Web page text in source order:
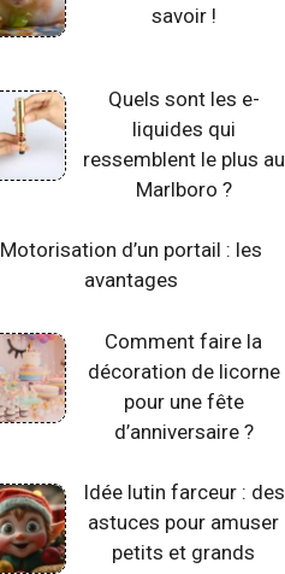
savoir !
Quels sont les e-
liquides qui
ressemblent le plus au
Marlboro ?
Motorisation d’un portail : les
avantages
Comment faire la
décoration de licorne
pour une fête
d’anniversaire ?
Idée lutin farceur : des
astuces pour amuser
petits et grands